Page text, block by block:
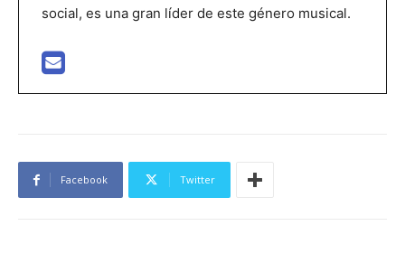
social, es una gran líder de este género musical.
Facebook Twitter